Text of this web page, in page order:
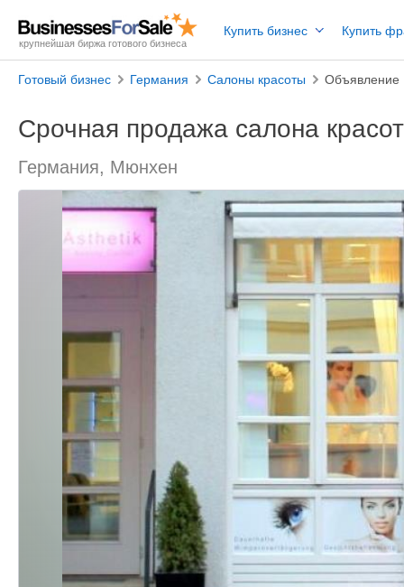
крупнейшая биржа готового бизнеса
Купить бизнес Купить
Готовый бизнес Германия Салоны красоты Объявление
Срочная продажа салона
Германия, Мюнхен